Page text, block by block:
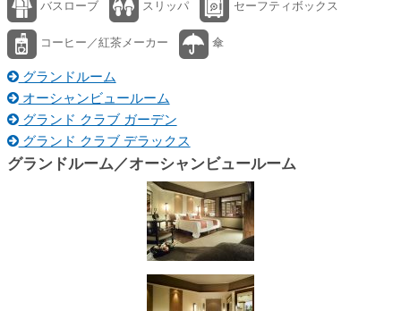
バスローブ スリッパ セーフティボックス
コーヒー／紅茶メーカー 傘
グランドルーム
オーシャンビュールーム
グランド クラブ ガーデン
グランド クラブ デラックス
グランドルーム／オーシャンビュールーム